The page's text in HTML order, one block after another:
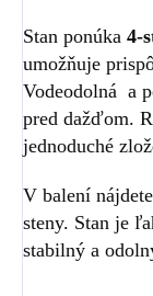
Stan ponúka 4-
umožňuje
Vodeodolná a
pred dažďom.
jednoduché
V balení
steny. Stan je
stabilný a